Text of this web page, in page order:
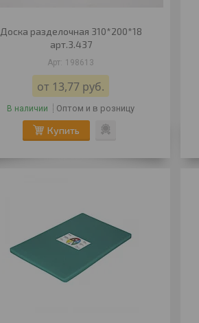
Доска разделочная 310*200*18
арт.3.437
198613
от 13,77 руб.
В наличии Оптом и в розницу
Купить